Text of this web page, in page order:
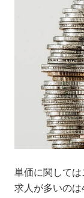
単価に関しては
求人が多いの